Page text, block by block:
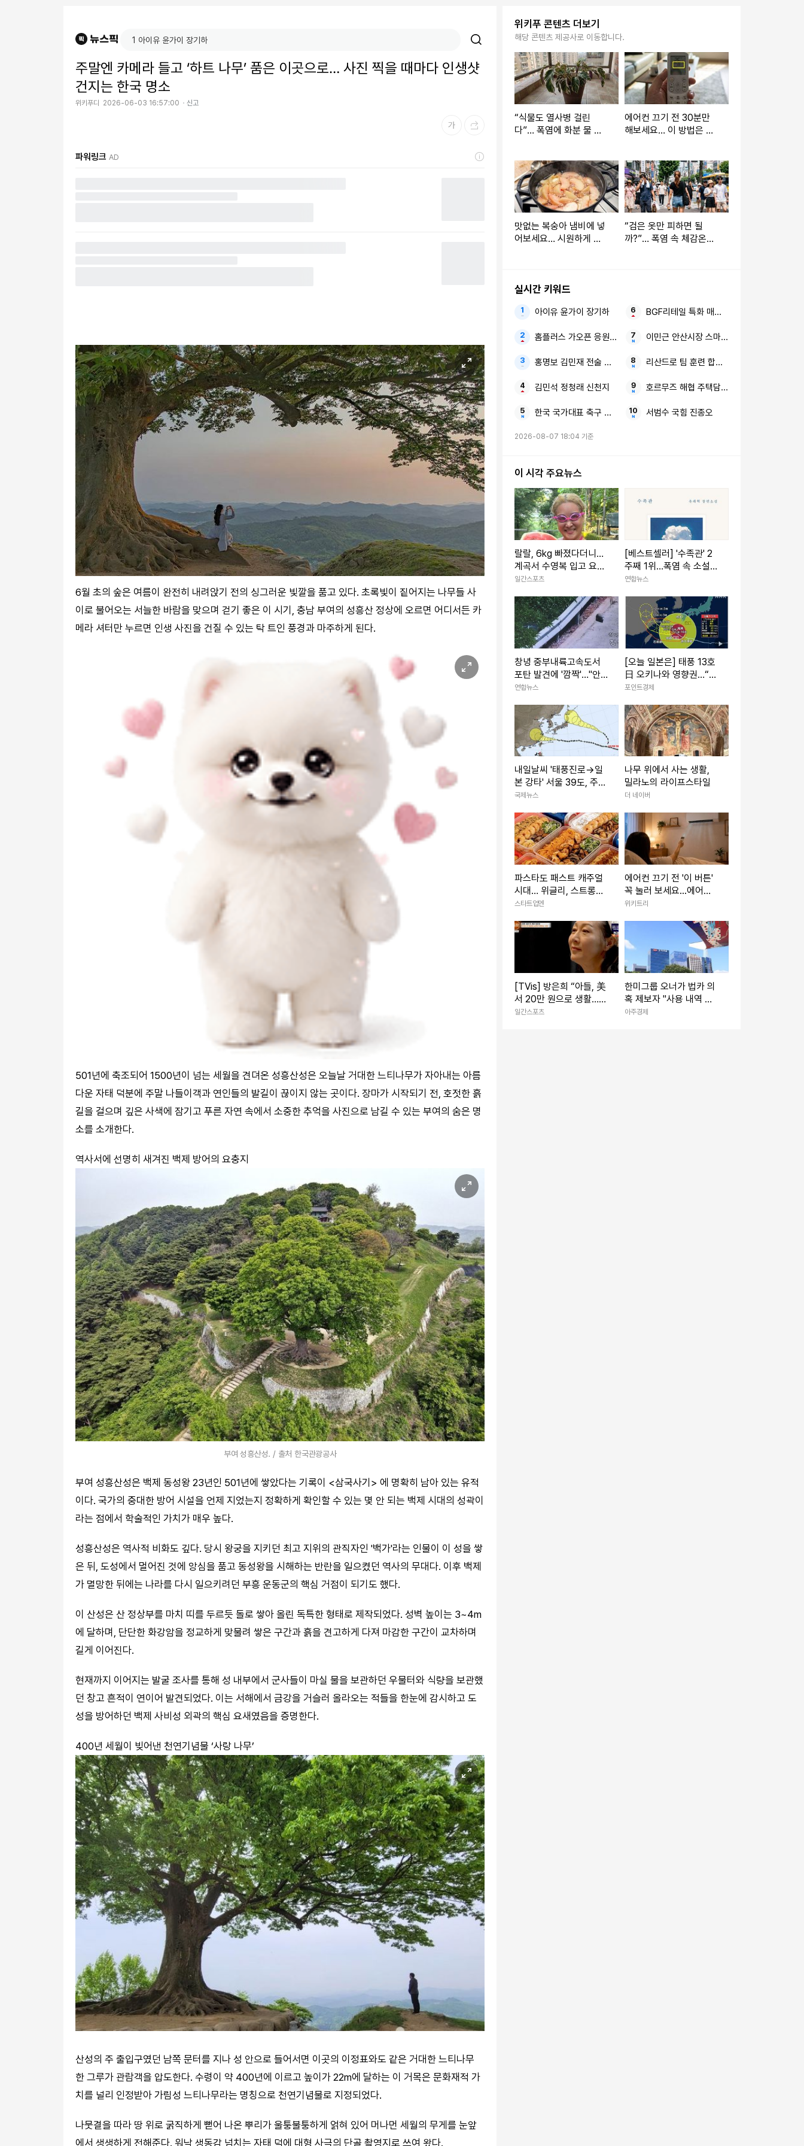
주말엔 카메라 들고 ‘하트 나무’ 품은 이곳으로… 사진 찍을 때마다 인생샷
건지는 한국 명소
위키푸디 2026-06-03 16:57:00 신고
파워링크 AD
6월 초의 숲은 여름이 완전히 내려앉기 전의 싱그러운 빛깔을 품고 있다. 초록빛이 짙어지는 나무들 사
이로 불어오는 서늘한 바람을 맞으며 걷기 좋은 이 시기, 충남 부여의 성흥산 정상에 오르면 어디서든 카
메라 셔터만 누르면 인생 사진을 건질 수 있는 탁 트인 풍경과 마주하게 된다.
501년에 축조되어 1500년이 넘는 세월을 견뎌온 성흥산성은 오늘날 거대한 느티나무가 자아내는 아름
다운 자태 덕분에 주말 나들이객과 연인들의 발길이 끊이지 않는 곳이다. 장마가 시작되기 전, 호젓한 흙
길을 걸으며 깊은 사색에 잠기고 푸른 자연 속에서 소중한 추억을 사진으로 남길 수 있는 부여의 숨은 명
소를 소개한다.
역사서에 선명히 새겨진 백제 방어의 요충지
부여 성흥산성. / 출처 한국관광공사
부여 성흥산성은 백제 동성왕 23년인 501년에 쌓았다는 기록이 <삼국사기> 에 명확히 남아 있는 유적
이다. 국가의 중대한 방어 시설을 언제 지었는지 정확하게 확인할 수 있는 몇 안 되는 백제 시대의 성곽이
라는 점에서 학술적인 가치가 매우 높다.
성흥산성은 역사적 비화도 깊다. 당시 왕궁을 지키던 최고 지위의 관직자인 '백가'라는 인물이 이 성을 쌓
은 뒤, 도성에서 멀어진 것에 앙심을 품고 동성왕을 시해하는 반란을 일으켰던 역사의 무대다. 이후 백제
가 멸망한 뒤에는 나라를 다시 일으키려던 부흥 운동군의 핵심 거점이 되기도 했다.
이 산성은 산 정상부를 마치 띠를 두르듯 돌로 쌓아 올린 독특한 형태로 제작되었다. 성벽 높이는 3~4m
에 달하며, 단단한 화강암을 정교하게 맞물려 쌓은 구간과 흙을 견고하게 다져 마감한 구간이 교차하며
길게 이어진다.
현재까지 이어지는 발굴 조사를 통해 성 내부에서 군사들이 마실 물을 보관하던 우물터와 식량을 보관했
던 창고 흔적이 연이어 발견되었다. 이는 서해에서 금강을 거슬러 올라오는 적들을 한눈에 감시하고 도
성을 방어하던 백제 사비성 외곽의 핵심 요새였음을 증명한다.
400년 세월이 빚어낸 천연기념물 ‘사랑 나무’
산성의 주 출입구였던 남쪽 문터를 지나 성 안으로 들어서면 이곳의 이정표와도 같은 거대한 느티나무
한 그루가 관람객을 압도한다. 수령이 약 400년에 이르고 높이가 22m에 달하는 이 거목은 문화재적 가
치를 널리 인정받아 가림성 느티나무라는 명칭으로 천연기념물로 지정되었다.
나뭇결을 따라 땅 위로 굵직하게 뻗어 나온 뿌리가 울퉁불퉁하게 얽혀 있어 머나먼 세월의 무게를 눈앞
에서 생생하게 전해준다. 워낙 생동감 넘치는 자태 덕에 대형 사극의 단골 촬영지로 쓰여 왔다.
위키푸 콘텐츠 더보기
해당 콘텐츠 제공사로 이동합니다.
“식물도 열사병 걸린
다”… 폭염에 화분 물 줘
에어컨 끄기 전 30분만
해보세요… 이 방법은 청
맛없는 복숭아 냄비에 넣
어보세요… 시원하게 꺼
“검은 옷만 피하면 될
까?”… 폭염 속 체감온도
실시간 키워드
아이유 윤가이 장기하
홈플러스 가오픈 응원 소비
홍명보 김민재 전술 확실한 감독
김민석 정청래 신천지
한국 국가대표 축구 악재 응급처치
BGF리테일 특화 매장 수익성
이민근 안산시장 스마트 행정
리산드로 팀 훈련 합류 예정
호르무즈 해협 주택담보대출 리스크
서범수 국힘 진종오
2026-08-07 18:04 기준
이 시각 주요뉴스
랄랄, 6kg 빠졌다더니…
계곡서 수영복 입고 요염
포즈 [IS하이컷]
일간스포츠
[베스트셀러] '수족관' 2
주째 1위…폭염 속 소설
인기
연합뉴스
창녕 중부내륙고속도서
포탄 발견에 '깜짝'…"안
터지는 모의탄"(종합2보)
연합뉴스
[오늘 일본은] 태풍 13호
日 오키나와 영향권…“주
택 무너질 강풍” 최대 20
포인트경제
내일날씨 '태풍진로→일
본 강타' 서울 39도, 주말
엔 비소식
국제뉴스
나무 위에서 사는 생활,
밀라노의 라이프스타일
더 네이버
파스타도 패스트 캐주얼
시대… 위글리, 스트롱벤
처스 시드 투자 유치
스타트업엔
에어컨 끄기 전 '이 버튼'
꼭 눌러 보세요...에어컨
수명이 늘어납니다
위키트리
[TVis] 방은희 “아들, 美
서 20만 원으로 생활…
자투리 고기 먹는다고”
일간스포츠
한미그룹 오너가 법카 의
혹 제보자 "사용 내역 전
수 조사해야"… 신동국 회
아주경제